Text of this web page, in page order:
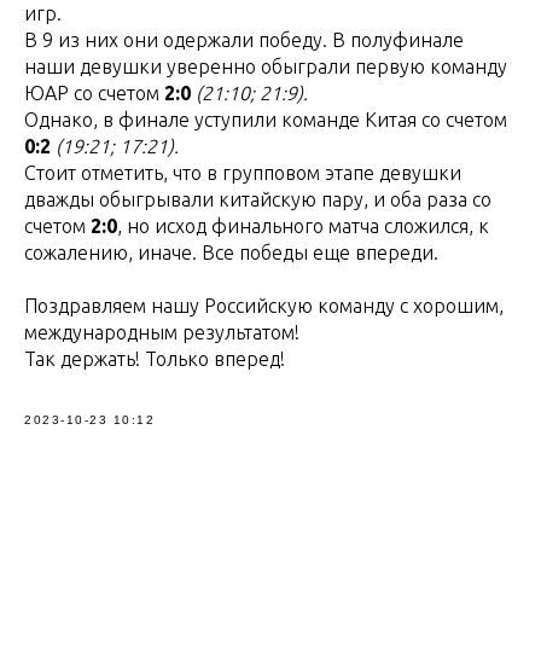
игр.
В 9 из них они одержали победу. В полуфинале
наши девушки уверенно обыграли первую команду
ЮАР со счетом 2:0 (21:10; 21:9).
Однако, в финале уступили команде Китая со счетом
0:2 (19:21; 17:21).
Стоит отметить, что в групповом этапе девушки
дважды обыгрывали китайскую пару, и оба раза со
счетом 2:0, но исход финального матча сложился, к
сожалению, иначе. Все победы еще впереди.
Поздравляем нашу Российскую команду с хорошим,
международным результатом!
Так держать! Только вперед!
2023-10-23 10:12